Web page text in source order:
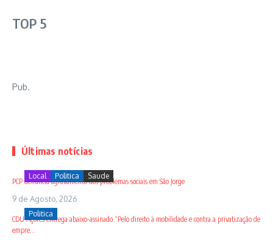
TOP 5
Pub.
Últimas notícias
Local Politica Saude
PCP denuncia agravamento dos problemas sociais em São Jorge
9 de Agosto, 2026
Politica
CDU Açores entrega abaixo-assinado “Pelo direito à mobilidade e contra a privatização de
empre...